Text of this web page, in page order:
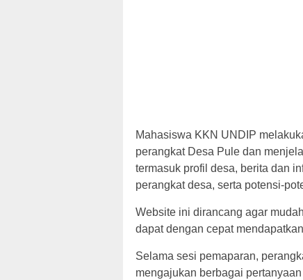
Mahasiswa KKN UNDIP
perangkat Desa Pule dan
termasuk profil desa, berita dan
perangkat desa, serta potensi-
Website ini dirancang agar
dapat dengan cepat
Selama sesi pemaparan,
mengajukan berbagai